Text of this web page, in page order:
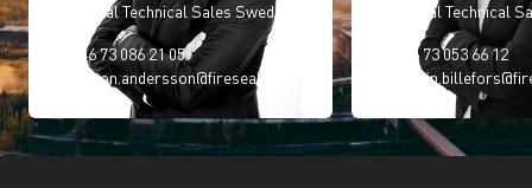
Regional Technical Sales Sweden
+46 73 086 21 05
anton.andersson@fireseal.se
Regional Technical
+46 73 053 66 12